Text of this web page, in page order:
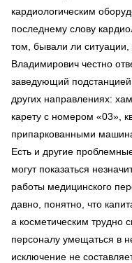
кардиологическим
последнему слову
том, бывали ли ситуации,
Владимирович честно
заведующий
других направлениях:
карету с номером «03»,
припаркованными
Есть и другие
могут показаться
работы медицинского
давно, понятно, что
а косметическим трудно
персоналу умещаться в
исключение не